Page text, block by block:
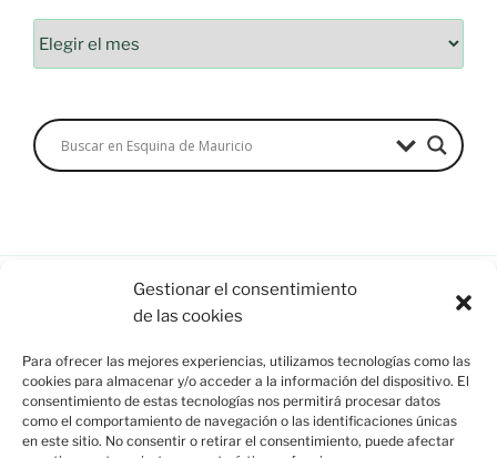
Gestionar el consentimiento
de las cookies
Para ofrecer las mejores experiencias, utilizamos tecnologías como las
cookies para almacenar y/o acceder a la información del dispositivo. El
consentimiento de estas tecnologías nos permitirá procesar datos
como el comportamiento de navegación o las identificaciones únicas
en este sitio. No consentir o retirar el consentimiento, puede afectar
Calatrava (C.Real) info@esquinademauricio.es
«Aviso Legal»